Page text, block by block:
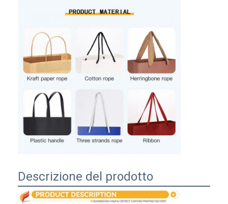
Descrizione del prodotto